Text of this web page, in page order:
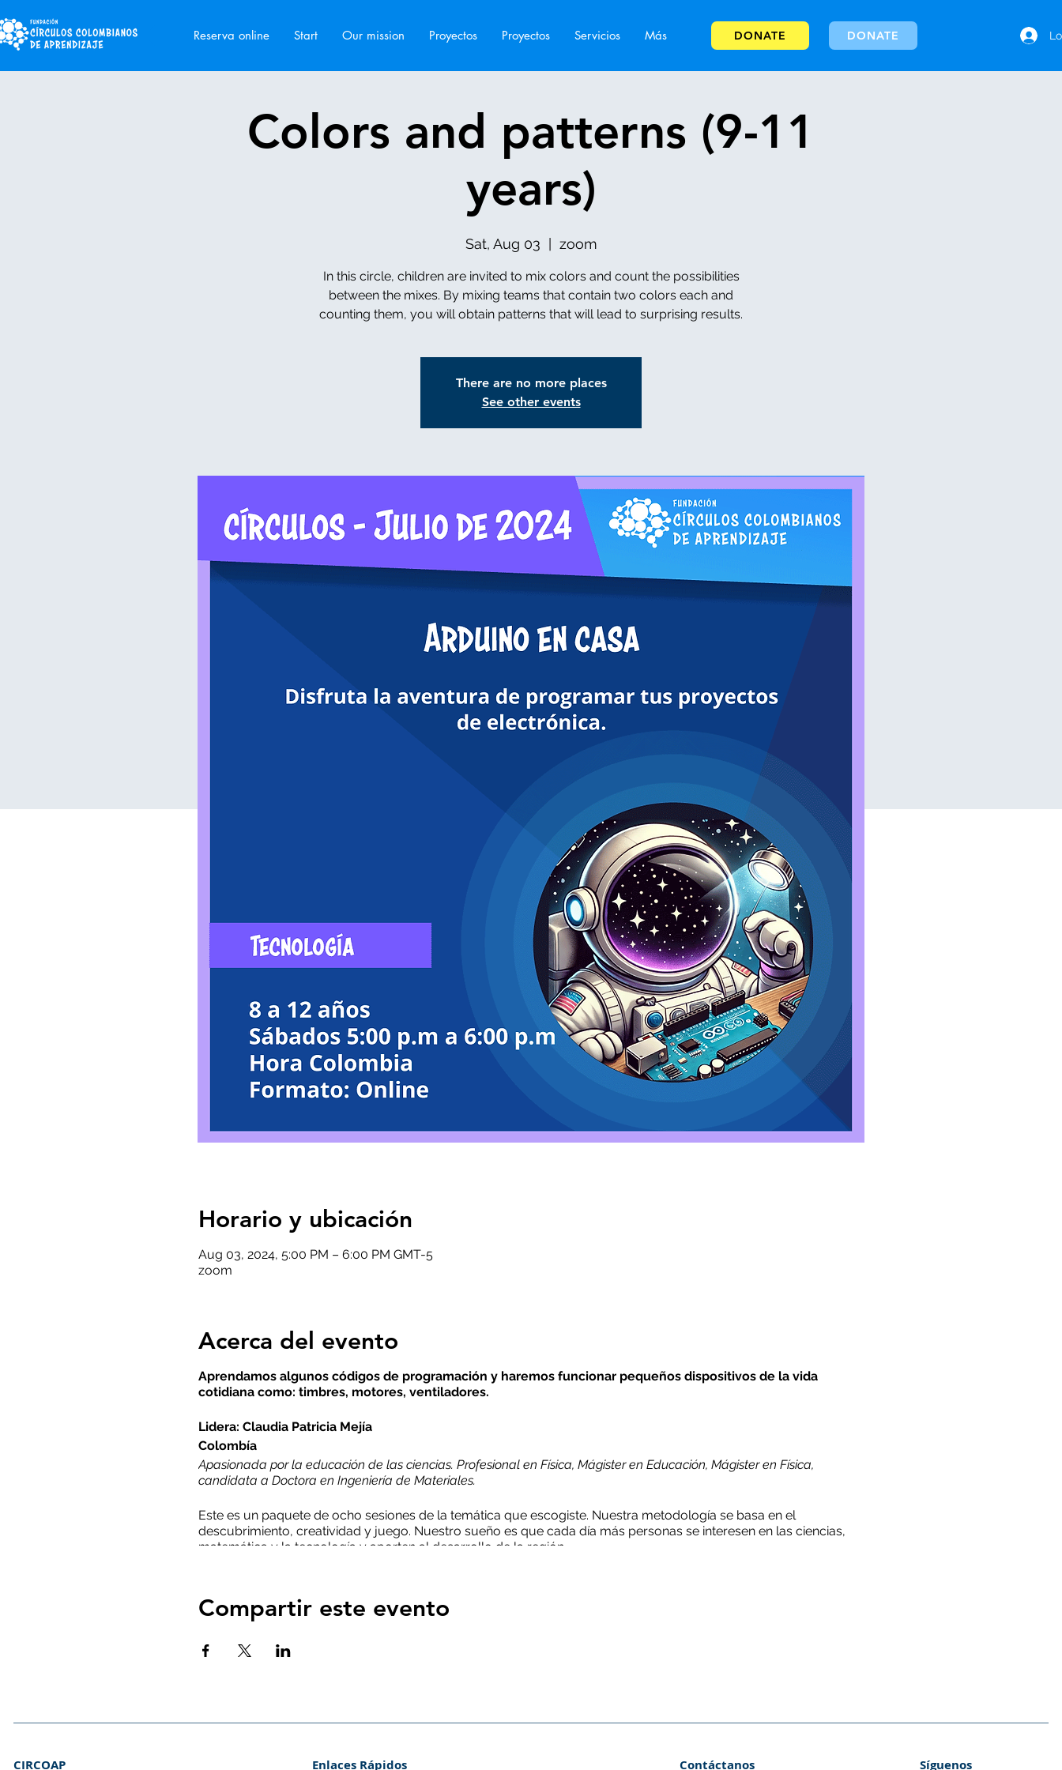
Reserva online Start Our mission Proyectos Proyectos Servicios Más DONATE DONATE
Colors and patterns (9-11
years)
Sat, Aug 03 zoom
In this circle, children are invited to mix colors and count the possibilities
between the mixes. By mixing teams that contain two colors each and
counting them, you will obtain patterns that will lead to surprising results.
There are no more places
See other events
Horario y ubicación
Aug 03, 2024, 5:00 PM – 6:00 PM GMT-5
zoom
Acerca del evento
Aprendamos algunos códigos de programación y haremos funcionar pequeños dispositivos de la vida
cotidiana como: timbres, motores, ventiladores.
Lidera: Claudia Patricia Mejía
Colombía
Apasionada por la educación de las ciencias. Profesional en Física, Mágister en Educación, Mágister en Física,
candidata a Doctora en Ingeniería de Materiales.
Este es un paquete de ocho sesiones de la temática que escogiste. Nuestra metodología se basa en el
descubrimiento, creatividad y juego. Nuestro sueño es que cada día más personas se interesen en las ciencias,
matemática y la tecnología y aporten al desarrollo de la región.
que verifiques los horarios y el calendario y planifiques tu tiempo para asistir a cada una de ellas.
Compartir este evento
CIRCOAP Enlaces Rápidos Contáctanos Síguenos